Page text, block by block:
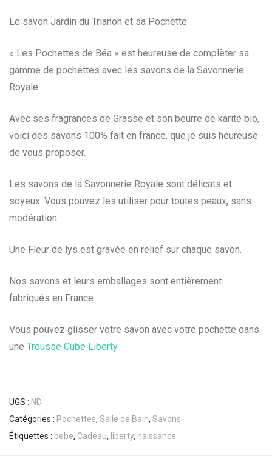
Le savon Jardin du Trianon et sa Pochette
« Les Pochettes de Béa » est heureuse de complèter sa
gamme de pochettes avec les savons de la Savonnerie
Royale.
Avec ses fragrances de Grasse et son beurre de karité bio,
voici des savons 100% fait en france, que je suis heureuse
de vous proposer.
Les savons de la Savonnerie Royale sont délicats et
soyeux. Vous pouvez les utiliser pour toutes peaux, sans
modération.
Une Fleur de lys est gravée en relief sur chaque savon.
Nos savons et leurs emballages sont entièrement
fabriqués en France.
Vous pouvez glisser votre savon avec votre pochette dans
une Trousse Cube Liberty
UGS : ND
Catégories : Pochettes, Salle de Bain, Savons
Étiquettes : bebe, Cadeau, liberty, naissance